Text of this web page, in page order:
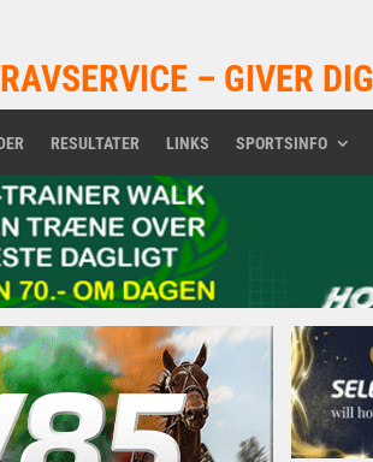
– GIVER
RESULTATER LINKS SPORTSINFO